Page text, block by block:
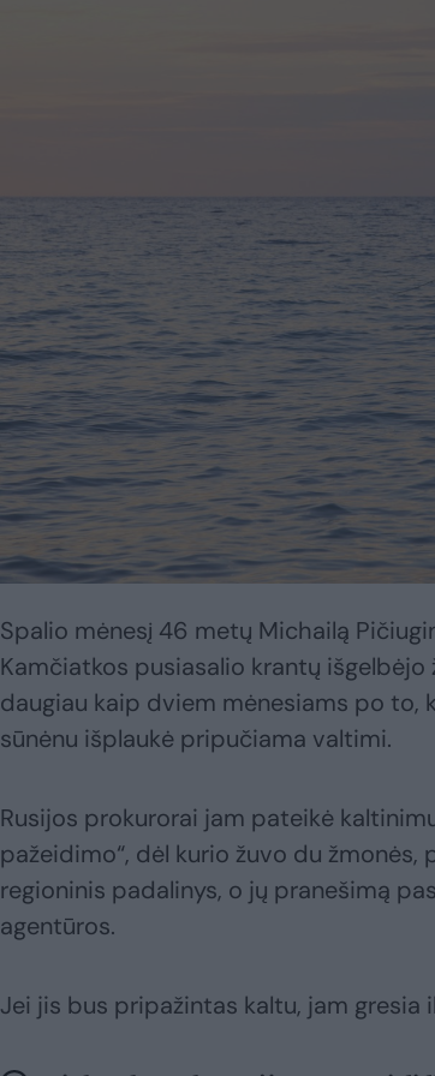
Spalio mėnesį 46 metų Michailą
Kamčiatkos pusiasalio krantų
daugiau kaip dviem mėnesiams po to,
sūnėnu išplaukė pripučiama valtimi.
Rusijos prokurorai jam pateikė
pažeidimo“, dėl kurio žuvo du
regioninis padalinys, o jų pranešimą
agentūros.
Jei jis bus pripažintas kaltu, jam